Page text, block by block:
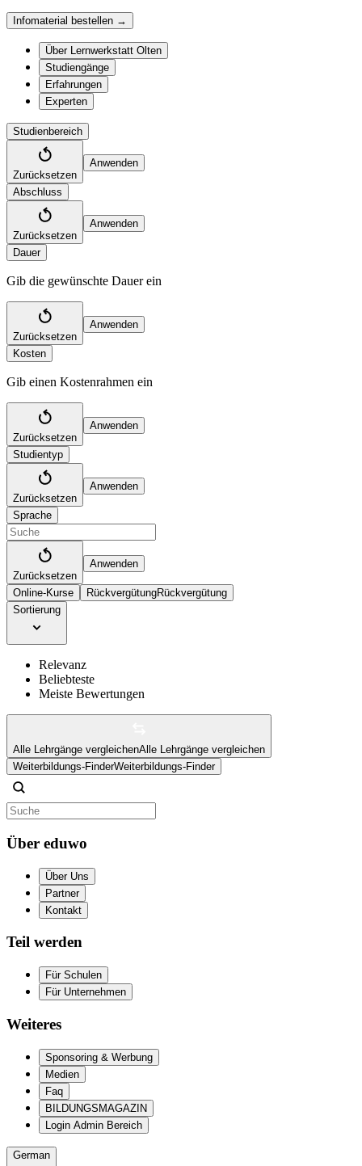
Infomaterial bestellen →
Über Lernwerkstatt Olten
Studiengänge
Erfahrungen
Experten
Studienbereich
Zurücksetzen
Anwenden
Abschluss
Zurücksetzen
Anwenden
Dauer
Gib die gewünschte Dauer ein
Zurücksetzen
Anwenden
Kosten
Gib einen Kostenrahmen ein
Zurücksetzen
Anwenden
Studientyp
Zurücksetzen
Anwenden
Sprache
Zurücksetzen
Anwenden
Online-Kurse RückvergütungRückvergütung
Sortierung
Relevanz
Beliebteste
Meiste Bewertungen
Alle Lehrgänge vergleichenAlle Lehrgänge vergleichen
Weiterbildungs-FinderWeiterbildungs-Finder
Über eduwo
Über Uns
Partner
Kontakt
Teil werden
Für Schulen
Für Unternehmen
Weiteres
Sponsoring & Werbung
Medien
Faq
BILDUNGSMAGAZIN
Login Admin Bereich
German